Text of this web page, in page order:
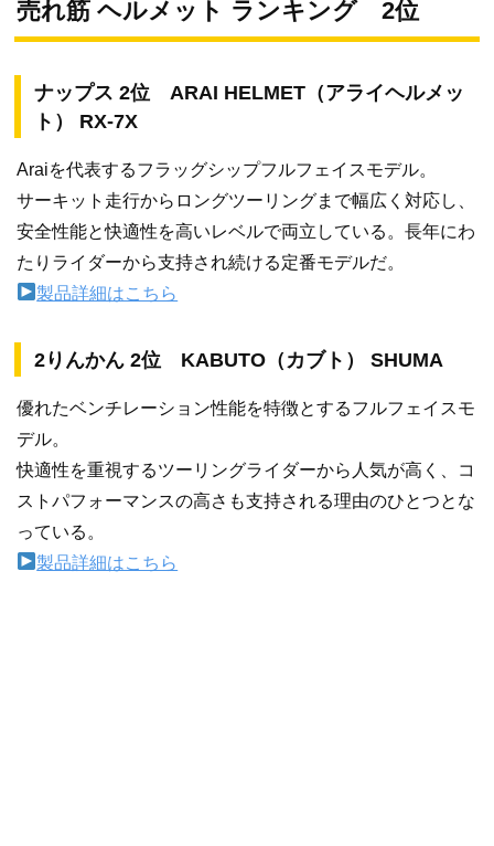
売れ筋 ヘルメット ランキング 2位
ナップス 2位 ARAI HELMET（アライヘルメッ
ト） RX-7X
Araiを代表するフラッグシップフルフェイスモデル。
サーキット走行からロングツーリングまで幅広く対応し、
安全性能と快適性を高いレベルで両立している。長年にわ
たりライダーから支持され続ける定番モデルだ。
製品詳細はこちら
2りんかん 2位 KABUTO（カブト） SHUMA
優れたベンチレーション性能を特徴とするフルフェイスモ
デル。
快適性を重視するツーリングライダーから人気が高く、コ
ストパフォーマンスの高さも支持される理由のひとつとな
っている。
製品詳細はこちら